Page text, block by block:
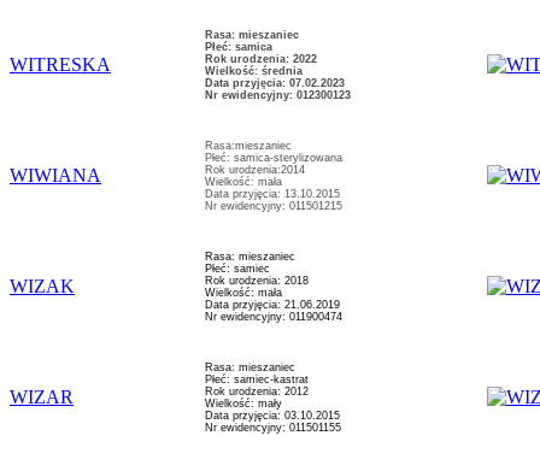
WITRESKA
Rasa: mieszaniec
Płeć: samica
Rok urodzenia: 2022
Wielkość: średnia
Data przyjęcia: 07.02.2023
Nr ewidencyjny: 012300123
WIWIANA
Rasa:mieszaniec
Płeć: samica-sterylizowana
Rok urodzenia:2014
Wielkość: mała
Data przyjęcia: 13.10.2015
Nr ewidencyjny: 011501215
WIZAK
Rasa: mieszaniec
Płeć: samiec
Rok urodzenia: 2018
Wielkość: mała
Data przyjęcia: 21.06.2019
Nr ewidencyjny: 011900474
WIZAR
Rasa: mieszaniec
Płeć: samiec-kastrat
Rok urodzenia: 2012
Wielkość: mały
Data przyjęcia: 03.10.2015
Nr ewidencyjny: 011501155